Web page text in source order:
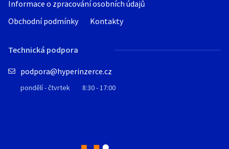
Informace o zpracování osobních údajů
Obchodní podmínky
Kontakty
Technická podpora
podpora@hyperinzerce.cz
pondělí - čtvrtek 8:30 - 17:00